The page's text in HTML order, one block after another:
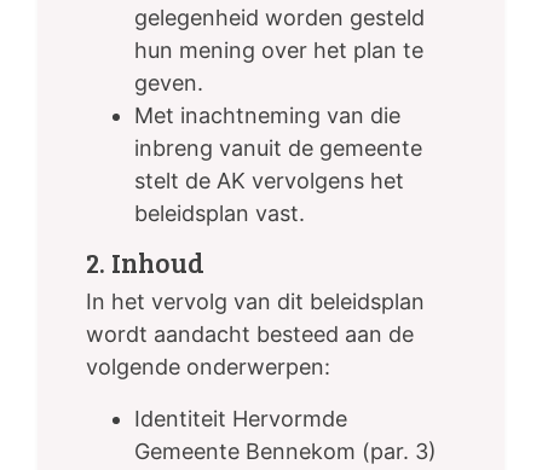
gelegenheid worden gesteld
hun mening over het plan te
geven.
Met inachtneming van die
inbreng vanuit de gemeente
stelt de AK vervolgens het
beleidsplan vast.
2. Inhoud
In het vervolg van dit beleidsplan
wordt aandacht besteed aan de
volgende onderwerpen:
Identiteit Hervormde
Gemeente Bennekom (par. 3)